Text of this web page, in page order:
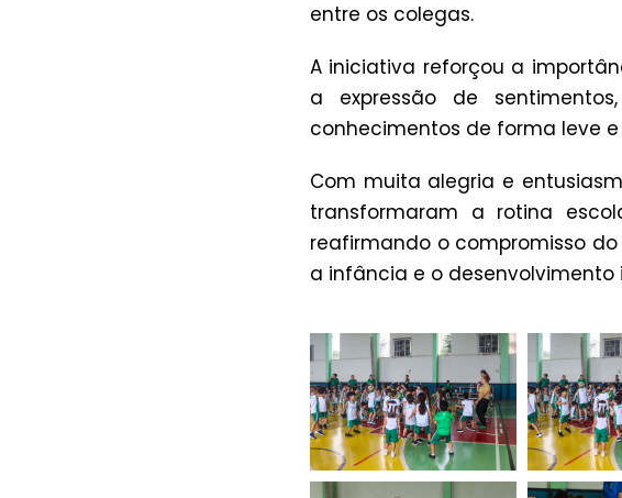
entre os colegas.
A iniciativa reforçou a
a expressão de
conhecimentos de forma leve
Com muita alegria e
transformaram a rotina
reafirmando o compromisso
a infância e o